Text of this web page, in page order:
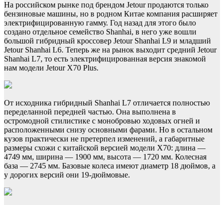
На российском рынке под брендом Jetour продаются только
бензиновые машины, но в родном Китае компания расширяет
электрифицированную гамму. Год назад для этого было
создано отдельное семейство Shanhai, в него уже вошли
большой гибридный кроссовер Jetour Shanhai L9 и младший
Jetour Shanhai L6. Теперь же на рынок выходит средний Jetour
Shanhai L7, то есть электрифицированная версия знакомой
нам модели Jetour X70 Plus.
От исходника гибридный Shanhai L7 отличается полностью
переделанной передней частью. Она выполнена в
остромодной стилистике с монобровью ходовых огней и
расположенными снизу основными фарами. Но в остальном
кузов практически не претерпел изменений, а габаритные
размеры схожи с китайской версией модели X70: длина —
4749 мм, ширина — 1900 мм, высота — 1720 мм. Колесная
база — 2745 мм. Базовые колеса имеют диаметр 18 дюймов, а
у дорогих версий они 19-дюймовые.